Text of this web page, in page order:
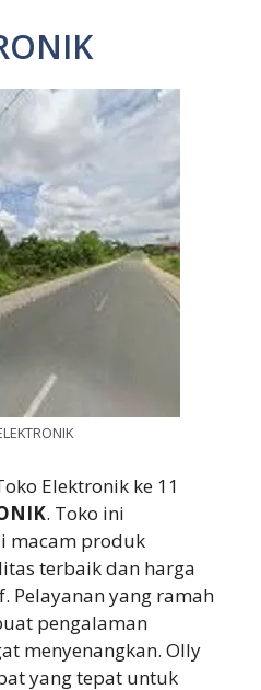
Elektronik ke 11
. Toko ini
macam produk
terbaik dan harga
Pelayanan yang ramah
pengalaman
menyenangkan. Olly
yang tepat untuk